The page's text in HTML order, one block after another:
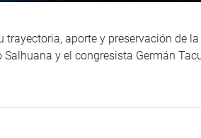
aporte y preservación de
y el congresista Germán